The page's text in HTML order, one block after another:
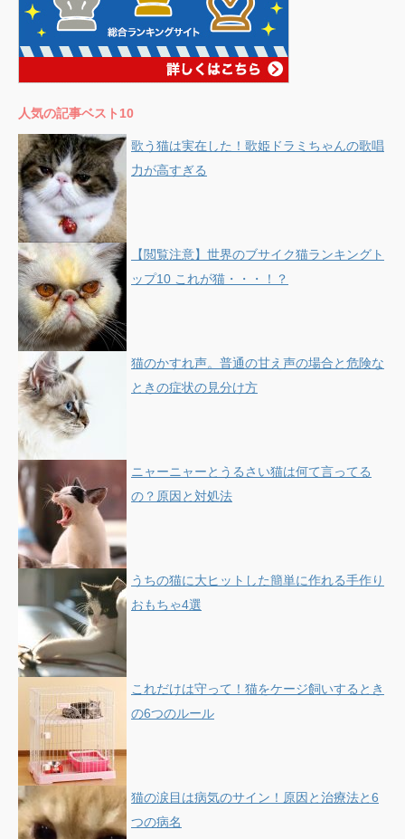
人気の記事ベスト10
歌う猫は実在した！歌姫ドラミちゃんの歌唱
力が高すぎる
【閲覧注意】世界のブサイク猫ランキングト
ップ10 これが猫・・・！？
猫のかすれ声。普通の甘え声の場合と危険な
ときの症状の見分け方
ニャーニャーとうるさい猫は何て言ってる
の？原因と対処法
うちの猫に大ヒットした簡単に作れる手作り
おもちゃ4選
これだけは守って！猫をケージ飼いするとき
の6つのルール
猫の涙目は病気のサイン！原因と治療法と6
つの病名